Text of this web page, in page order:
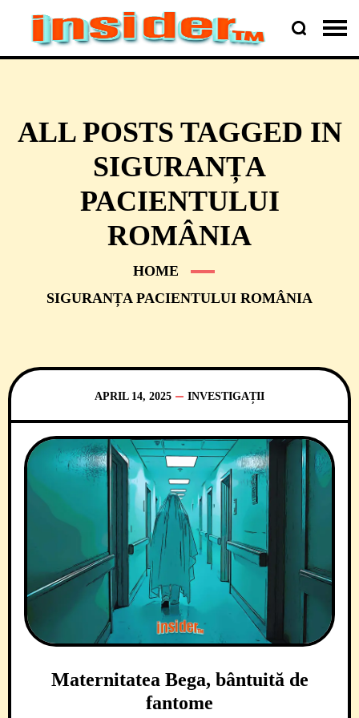
ALL POSTS TAGGED IN
SIGURANȚA
PACIENTULUI
ROMÂNIA
HOME
SIGURANȚA PACIENTULUI ROMÂNIA
APRIL 14, 2025 INVESTIGAȚII
Maternitatea Bega, bântuită de
fantome